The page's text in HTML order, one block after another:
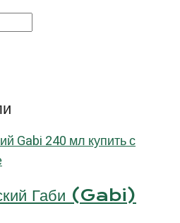
Габи (Gabi)